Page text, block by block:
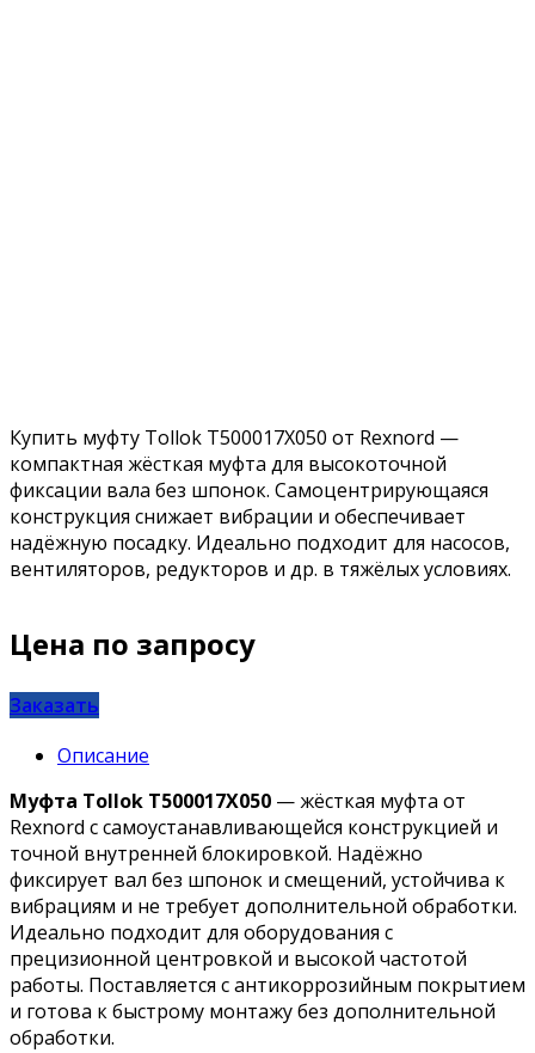
Купить муфту Tollok T500017X050 от Rexnord —
компактная жёсткая муфта для высокоточной
фиксации вала без шпонок. Самоцентрирующаяся
конструкция снижает вибрации и обеспечивает
надёжную посадку. Идеально подходит для насосов,
вентиляторов, редукторов и др. в тяжёлых условиях.
Цена по запросу
Заказать
Описание
Муфта Tollok T500017X050 — жёсткая муфта от
Rexnord с самоустанавливающейся конструкцией и
точной внутренней блокировкой. Надёжно
фиксирует вал без шпонок и смещений, устойчива к
вибрациям и не требует дополнительной обработки.
Идеально подходит для оборудования с
прецизионной центровкой и высокой частотой
работы. Поставляется с антикоррозийным покрытием
и готова к быстрому монтажу без дополнительной
обработки.